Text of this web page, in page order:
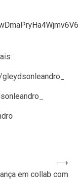
em collab com
⟶